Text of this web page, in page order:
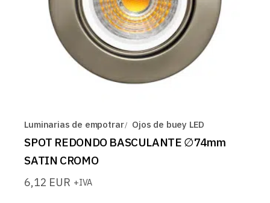
Luminarias de empotrar Ojos de buey LED
SPOT REDONDO BASCULANTE ∅74mm
SATIN CROMO
6,12 EUR +IVA